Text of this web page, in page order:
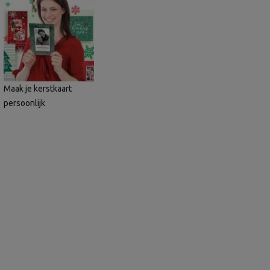
Maak je kerstkaart
persoonlijk